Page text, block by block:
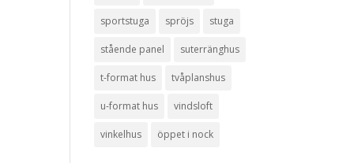
sportstuga spröjs stuga
stående panel suterränghus
t-format hus tvåplanshus
u-format hus vindsloft
vinkelhus öppet i nock